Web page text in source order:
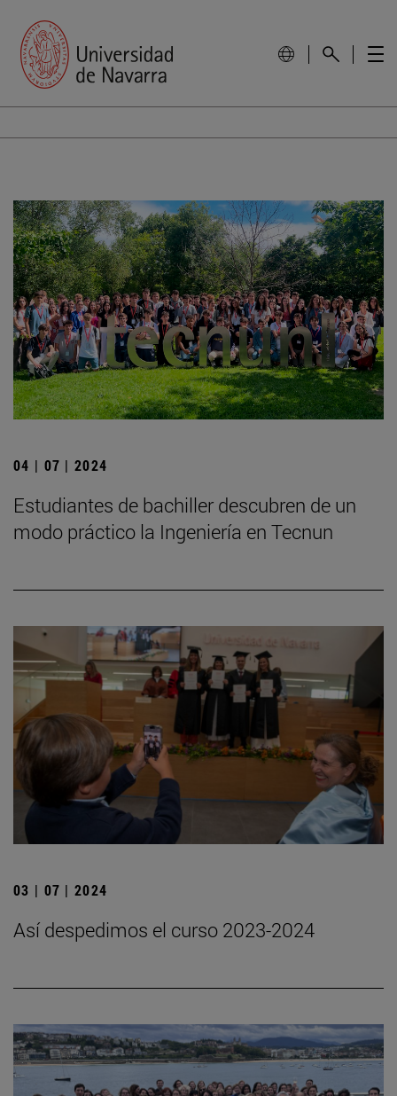
04 | 07 | 2024
Estudiantes de bachiller descubren de un
modo práctico la Ingeniería en Tecnun
03 | 07 | 2024
Así despedimos el curso 2023-2024